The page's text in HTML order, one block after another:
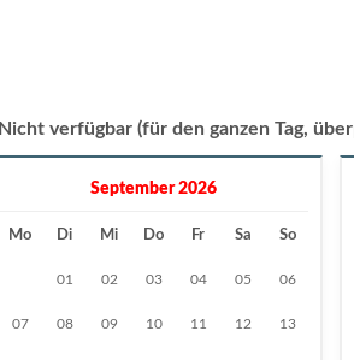
Nicht verfügbar (für den ganzen Tag,
September 2026
Mo Di Mi Do Fr Sa So
01 02 03 04 05 06
07 08 09 10 11 12 13